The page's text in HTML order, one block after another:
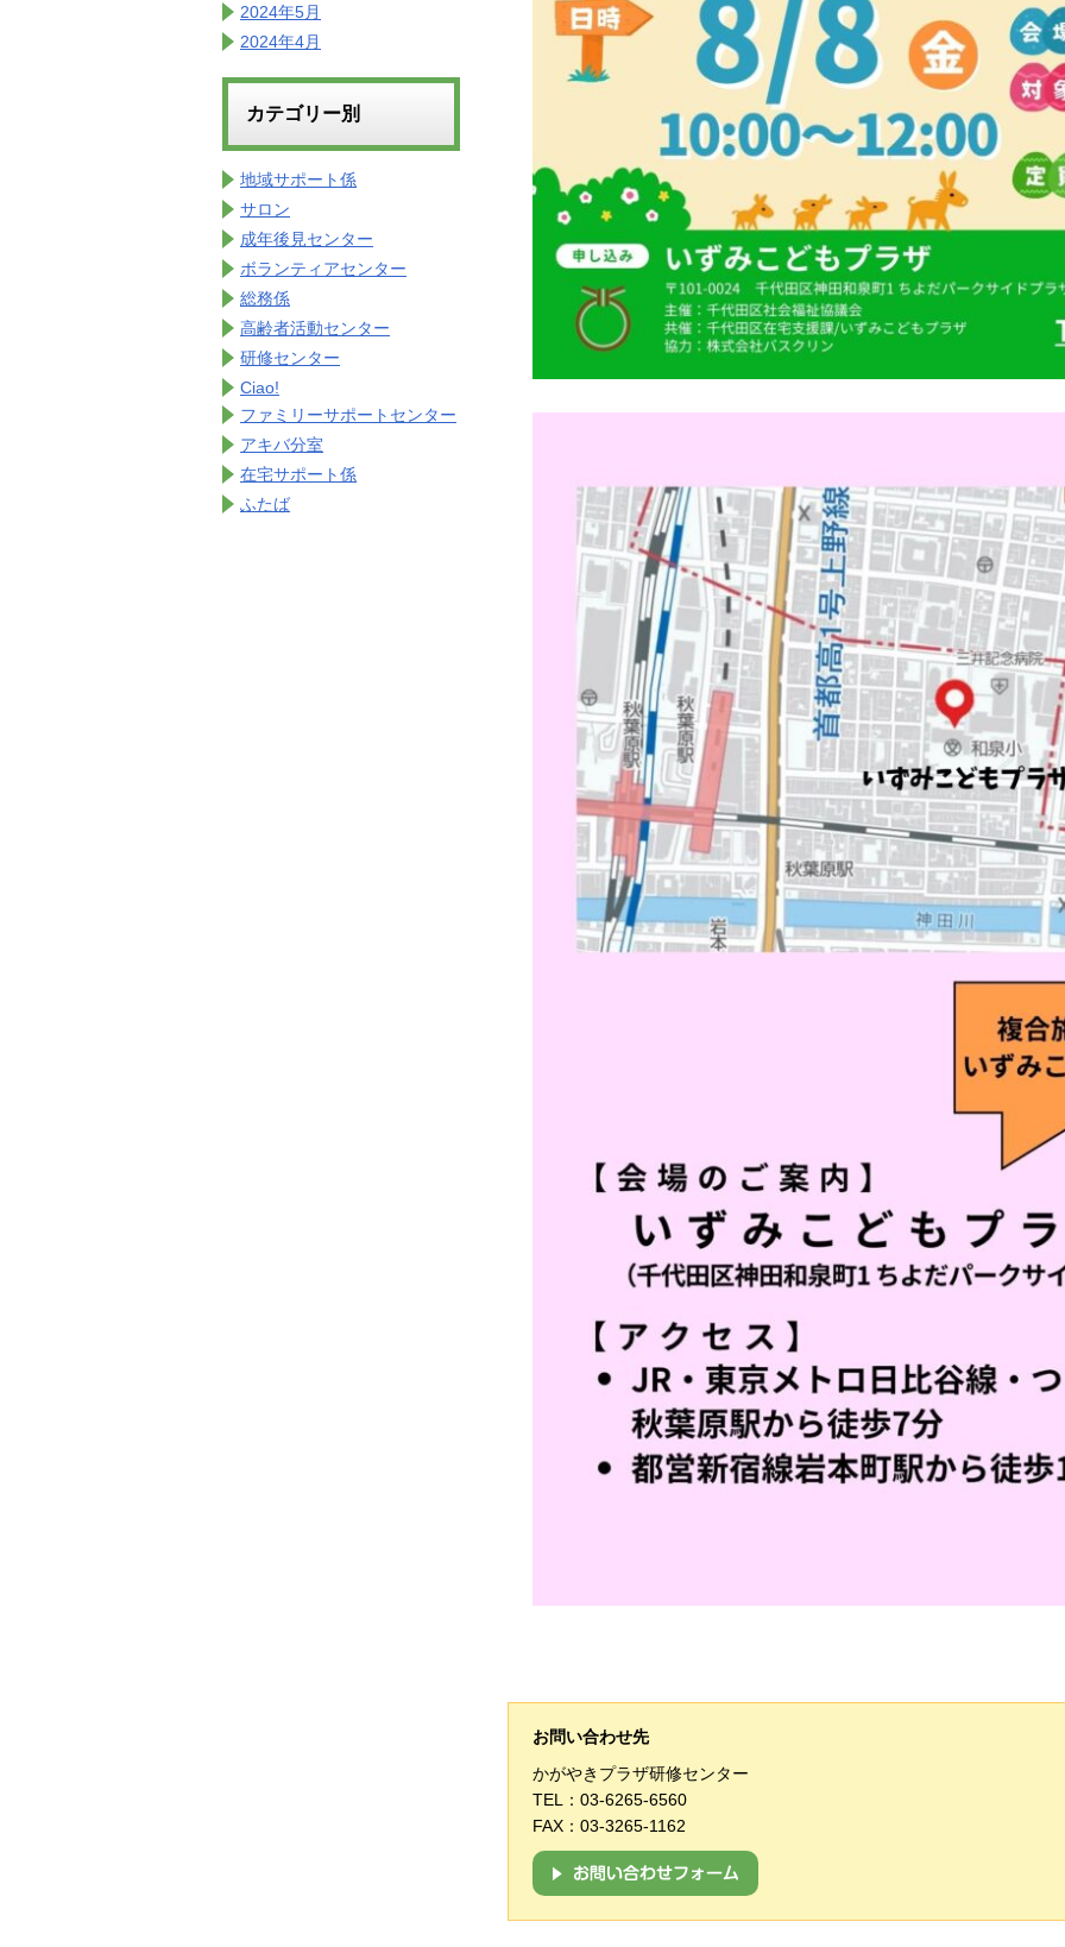
お問い合わせ先
かがやきプラザ研修センター
TEL： 03-6265-6560
FAX：03-3265-1162
2024年5月
2024年4月
カテゴリー別
地域サポート係
サロン
成年後見センター
ボランティアセンター
総務係
高齢者活動センター
研修センター
Ciao!
ファミリーサポートセンター
アキバ分室
在宅サポート係
ふたば